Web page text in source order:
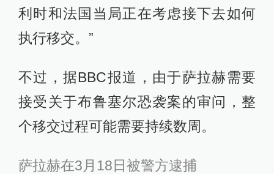
利时和法国当局正在考虑接下去如何
执行移交。”
不过，据BBC报道，由于萨拉赫需要
接受关于布鲁塞尔恐袭案的审问，整
个移交过程可能需要持续数周。
萨拉赫在3月18日被警方逮捕